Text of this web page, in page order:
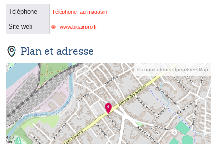
Téléphone Téléphoner au magasin
Site web www.bigairpro.fr
Plan et adresse
© contributeurs OpenStreetMap